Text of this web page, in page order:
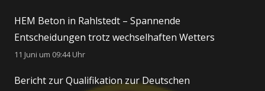
HEM Beton in Rahlstedt – Spannende
Entscheidungen trotz wechselhaften Wetters
11 Juni um 09:44 Uhr
Bericht zur Qualifikation zur Deutschen